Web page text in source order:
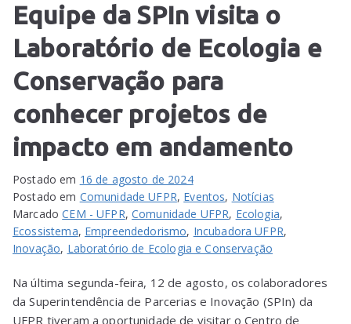
Equipe da SPIn visita o
Laboratório de Ecologia e
Conservação para
conhecer projetos de
impacto em andamento
Postado em 16 de agosto de 2024
Postado em Comunidade UFPR, Eventos, Notícias
MarcadoCEM - UFPR,Comunidade UFPR, Ecologia,
Ecossistema, Empreendedorismo, Incubadora UFPR,
Inovação, Laboratório de Ecologia e Conservação
Na última segunda-feira, 12 de agosto, os colaboradores
da Superintendência de Parcerias e Inovação (SPIn) da
UFPR tiveram a oportunidade de visitar o Centro de